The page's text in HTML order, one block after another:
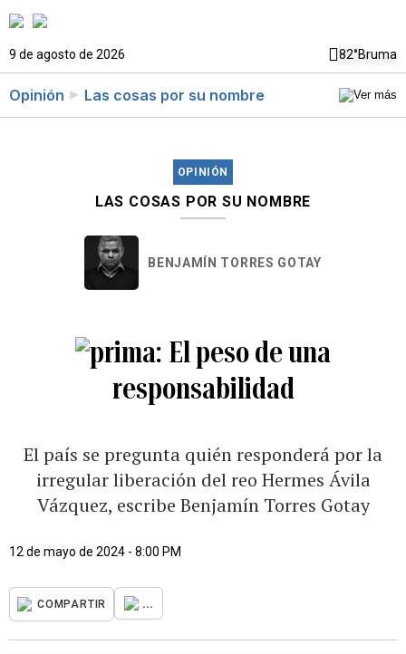
9 de agosto de 2026 82°Bruma
Opinión Las cosas por su nombre
OPINIÓN
LAS COSAS POR SU NOMBRE
BENJAMÍN TORRES GOTAY
El peso de una
responsabilidad
El país se pregunta quién responderá por la
irregular liberación del reo Hermes Ávila
Vázquez, escribe Benjamín Torres Gotay
12 de mayo de 2024 - 8:00 PM
COMPARTIR ...